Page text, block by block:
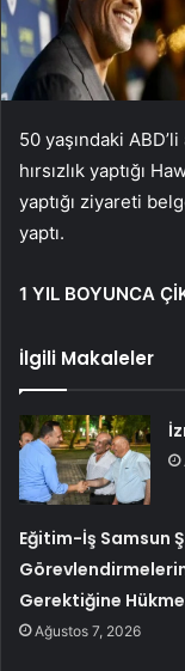
50 yaşındaki
hırsızlık yaptığı
yaptığı ziyareti
yaptı.
1 YIL BOYUNCA
İlgili Makaleler
Eğitim-İş Samsun
Gerektiğine
Ağustos 7, 2026